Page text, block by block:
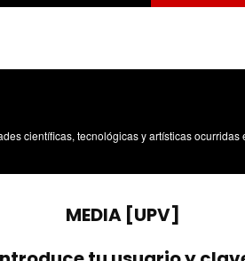
y artísticas ocurridas en los tres